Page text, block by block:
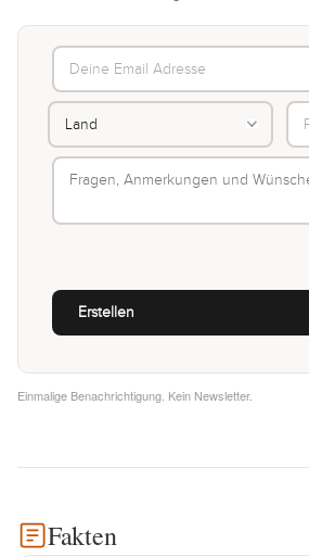
Einmalige Benachrichtigung. Kein Newsletter.
Fakten